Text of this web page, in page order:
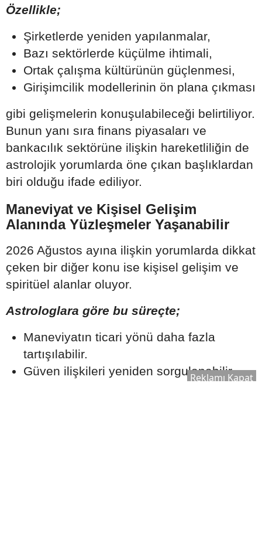
Özellikle;
Şirketlerde yeniden yapılanmalar,
Bazı sektörlerde küçülme ihtimali,
Ortak çalışma kültürünün güçlenmesi,
Girişimcilik modellerinin ön plana çıkması
gibi gelişmelerin konuşulabileceği belirtiliyor.
Bunun yanı sıra finans piyasaları ve
bankacılık sektörüne ilişkin hareketliliğin de
astrolojik yorumlarda öne çıkan başlıklardan
biri olduğu ifade ediliyor.
Maneviyat ve Kişisel Gelişim
Alanında Yüzleşmeler Yaşanabilir
2026 Ağustos ayına ilişkin yorumlarda dikkat
çeken bir diğer konu ise kişisel gelişim ve
spiritüel alanlar oluyor.
Astrologlara göre bu süreçte;
Maneviyatın ticari yönü daha fazla
tartışılabilir.
Güven ilişkileri yeniden sorgulanabilir.
Reklamı Kapat